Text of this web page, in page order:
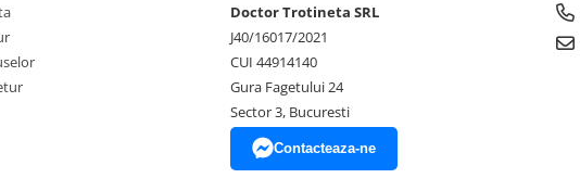
Doctor Trotineta SRL
J40/16017/2021
CUI 44914140
Gura Fagetului 24
Sector 3, Bucuresti
Contacteaza-ne